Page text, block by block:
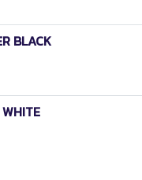
BLACK